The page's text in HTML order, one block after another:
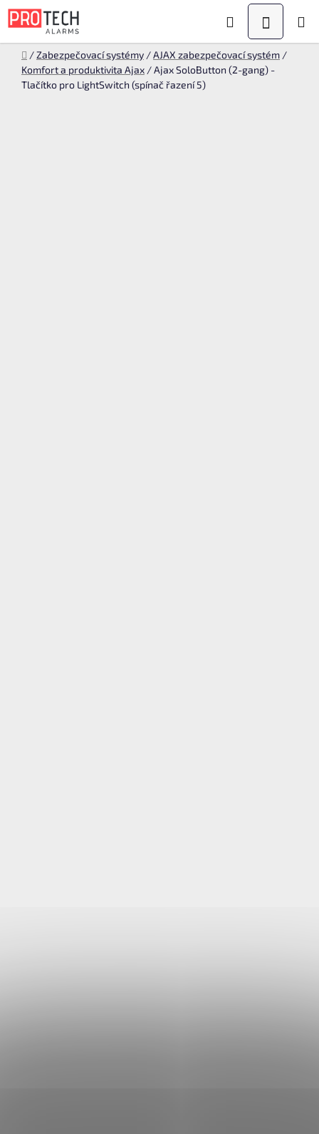
Přejít
na
Hledat
KOŠÍK
Domů
/Zabezpečovací systémy /AJAX zabezpečovací systém /
Komfort a produktivita Ajax /Ajax SoloButton (2-gang) -
Tlačítko pro LightSwitch (spínač řazení 5)